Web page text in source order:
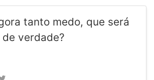
tanto medo, que será
verdade?